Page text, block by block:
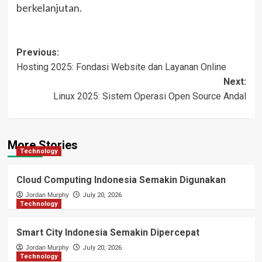
berkelanjutan.
Post
navigation
Previous:
Hosting 2025: Fondasi Website dan Layanan Online
Next:
Linux 2025: Sistem Operasi Open Source Andal
More Stories
Technology
Cloud Computing Indonesia Semakin Digunakan
Jordan Murphy
July 20, 2026
Technology
Smart City Indonesia Semakin Dipercepat
Jordan Murphy
July 20, 2026
Technology